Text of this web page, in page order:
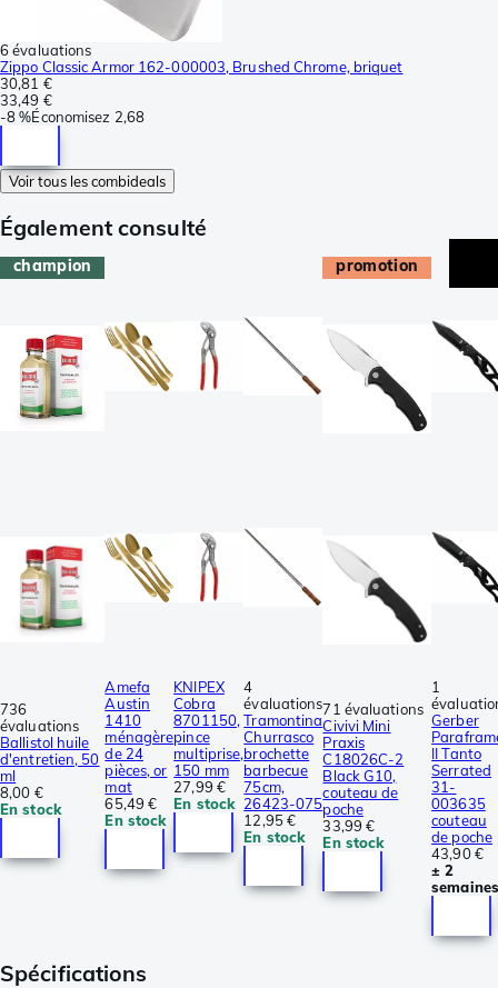
6 évaluations
Zippo Classic Armor 162-000003, Brushed Chrome, briquet
30,81 €
33,49 €
-8 %Économisez 2,68
Voir tous les combideals
Également consulté
champion
736
évaluations
Ballistol huile
d'entretien, 50
ml
8,00 €
En stock
Amefa
Austin
1410
ménagère
de 24
pièces, or
mat
65,49 €
En stock
KNIPEX
Cobra
8701150,
pince
multiprise,
150 mm
27,99 €
En stock
4
évaluations
Tramontina
Churrasco
brochette
barbecue
75cm,
26423-075
12,95 €
En stock
promotion
71 évaluations
Civivi Mini
Praxis
C18026C-2
Black G10,
couteau de
poche
33,99 €
En stock
1
Gerber
II Tanto
Serrated
31-
003635
couteau
de poche
43,90 €
± 2
semaines
Spécifications